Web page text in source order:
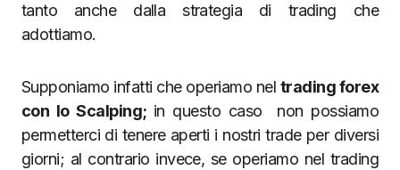
tanto anche dalla strategia di trading che
adottiamo.
Supponiamo infatti che operiamo nel trading forex
con lo Scalping; in questo caso non possiamo
permetterci di tenere aperti i nostri trade per diversi
giorni; al contrario invece, se operiamo nel trading